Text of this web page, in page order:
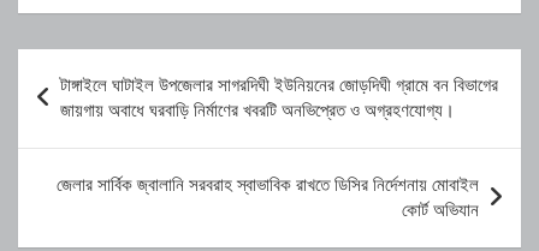
navigation
টাঙ্গাইলে ঘাটাইল উপজেলার সাগরদিঘী ইউনিয়নের জোড়দিঘী গ্রামে বন বিভাগের
জায়গায় অবাধে ঘরবাড়ি নির্মাণের খবরটি অনভিপ্রেত ও অগ্রহণযোগ্য।
জেলার সার্বিক জ্বালানি সরবরাহ স্বাভাবিক রাখতে ডিসির নির্দেশনায় মোবাইল
কোর্ট অভিযান